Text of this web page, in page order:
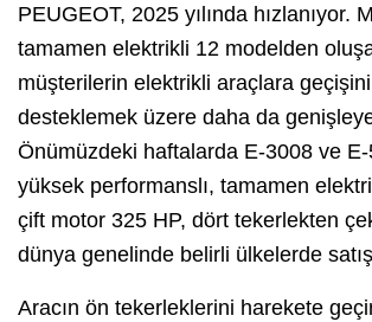
PEUGEOT, 2025 yılında hızlanıyor.
tamamen elektrikli 12 modelden
müşterilerin elektrikli araçlara
desteklemek üzere daha da
Önümüzdeki haftalarda E-3008 ve E-
yüksek performanslı, tamamen
çift motor 325 HP, dört tekerlekten
dünya genelinde belirli ülkelerde
Aracın ön tekerleklerini harekete